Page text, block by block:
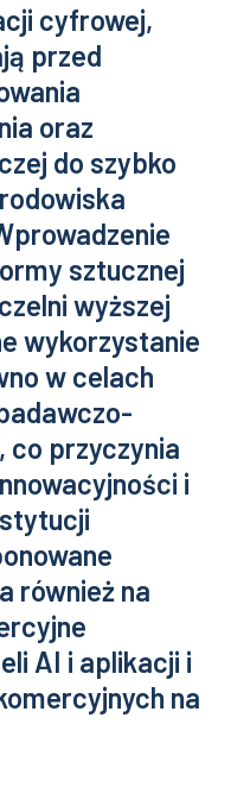
cyfrowej,
przed
oraz
do szybko
sztucznej
wyższej
wykorzystanie
w celach
co przyczynia
i
również na
AI i aplikacji i
na